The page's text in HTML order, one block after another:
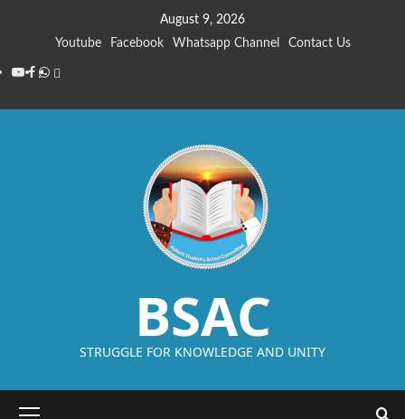
August 9, 2026
Youtube
Facebook Whatsapp Channel Contact Us
BSAC
STRUGGLE FOR KNOWLEDGE AND UNITY